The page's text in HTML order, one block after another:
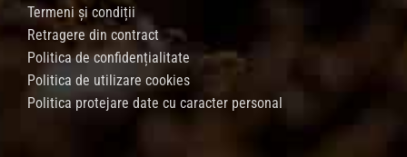
Termeni și condiții
Retragere din contract
Politica de confidențialitate
Politica de utilizare cookies
Politica protejare date cu caracter personal